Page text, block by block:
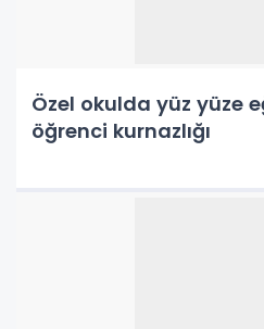
Özel okulda yüz yüze
öğrenci kurnazlığı